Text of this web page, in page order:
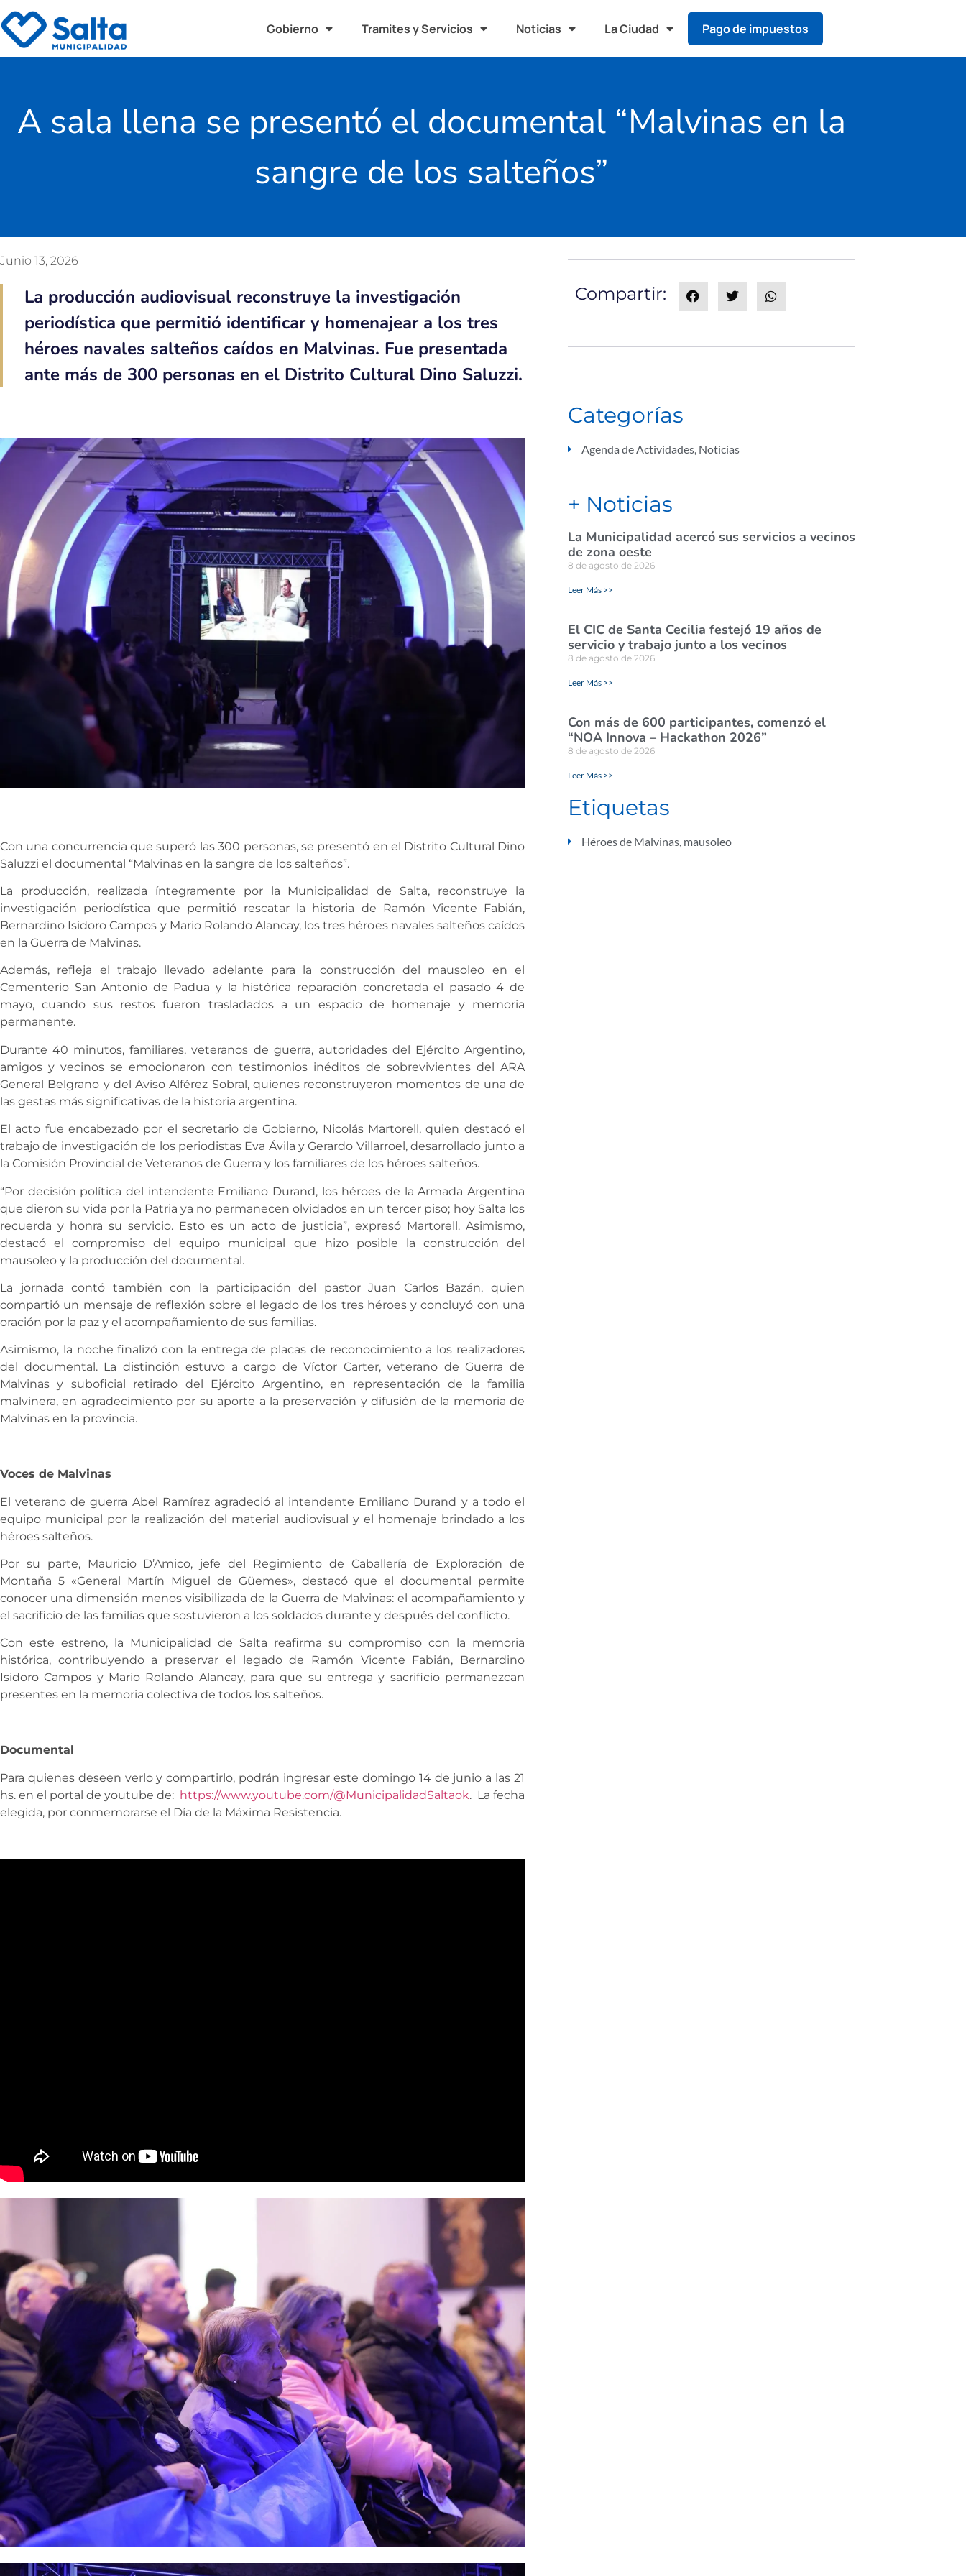
Gobierno Tramites y Servicios Noticias La Ciudad Pago de impuestos
A sala llena se presentó el documental “Malvinas en la
sangre de los salteños”
Junio 13, 2026
La producción audiovisual reconstruye la investigación
periodística que permitió identificar y homenajear a los tres
héroes navales salteños caídos en Malvinas. Fue presentada
ante más de 300 personas en el Distrito Cultural Dino Saluzzi.
Con una concurrencia que superó las 300 personas, se presentó en el Distrito Cultural Dino
Saluzzi el documental “Malvinas en la sangre de los salteños”.
La producción, realizada íntegramente por la Municipalidad de Salta, reconstruye la
investigación periodística que permitió rescatar la historia de Ramón Vicente Fabián,
Bernardino Isidoro Campos y Mario Rolando Alancay, los tres héroes navales salteños caídos
en la Guerra de Malvinas.
Además, refleja el trabajo llevado adelante para la construcción del mausoleo en el
Cementerio San Antonio de Padua y la histórica reparación concretada el pasado 4 de
mayo, cuando sus restos fueron trasladados a un espacio de homenaje y memoria
permanente.
Durante 40 minutos, familiares, veteranos de guerra, autoridades del Ejército Argentino,
amigos y vecinos se emocionaron con testimonios inéditos de sobrevivientes del ARA
General Belgrano y del Aviso Alférez Sobral, quienes reconstruyeron momentos de una de
las gestas más significativas de la historia argentina.
El acto fue encabezado por el secretario de Gobierno, Nicolás Martorell, quien destacó el
trabajo de investigación de los periodistas Eva Ávila y Gerardo Villarroel, desarrollado junto a
la Comisión Provincial de Veteranos de Guerra y los familiares de los héroes salteños.
“Por decisión política del intendente Emiliano Durand, los héroes de la Armada Argentina
que dieron su vida por la Patria ya no permanecen olvidados en un tercer piso; hoy Salta los
recuerda y honra su servicio. Esto es un acto de justicia”, expresó Martorell. Asimismo,
destacó el compromiso del equipo municipal que hizo posible la construcción del
mausoleo y la producción del documental.
La jornada contó también con la participación del pastor Juan Carlos Bazán, quien
compartió un mensaje de reflexión sobre el legado de los tres héroes y concluyó con una
oración por la paz y el acompañamiento de sus familias.
Asimismo, la noche finalizó con la entrega de placas de reconocimiento a los realizadores
del documental. La distinción estuvo a cargo de Víctor Carter, veterano de Guerra de
Malvinas y suboficial retirado del Ejército Argentino, en representación de la familia
malvinera, en agradecimiento por su aporte a la preservación y difusión de la memoria de
Malvinas en la provincia.
Voces de Malvinas
El veterano de guerra Abel Ramírez agradeció al intendente Emiliano Durand y a todo el
equipo municipal por la realización del material audiovisual y el homenaje brindado a los
héroes salteños.
Por su parte, Mauricio D’Amico, jefe del Regimiento de Caballería de Exploración de
Montaña 5 «General Martín Miguel de Güemes», destacó que el documental permite
conocer una dimensión menos visibilizada de la Guerra de Malvinas: el acompañamiento y
el sacrificio de las familias que sostuvieron a los soldados durante y después del conflicto.
Con este estreno, la Municipalidad de Salta reafirma su compromiso con la memoria
histórica, contribuyendo a preservar el legado de Ramón Vicente Fabián, Bernardino
Isidoro Campos y Mario Rolando Alancay, para que su entrega y sacrificio permanezcan
presentes en la memoria colectiva de todos los salteños.
Documental
Para quienes deseen verlo y compartirlo, podrán ingresar este domingo 14 de junio a las 21
hs. en el portal de youtube de: https://www.youtube.com/@MunicipalidadSaltaok. La fecha
elegida, por conmemorarse el Día de la Máxima Resistencia.
Compartir:
Categorías
Agenda de Actividades, Noticias
+ Noticias
La Municipalidad acercó sus servicios a vecinos
de zona oeste
8 de agosto de 2026
Leer Más >>
El CIC de Santa Cecilia festejó 19 años de
servicio y trabajo junto a los vecinos
8 de agosto de 2026
Leer Más >>
Con más de 600 participantes, comenzó el
“NOA Innova – Hackathon 2026”
8 de agosto de 2026
Leer Más >>
Etiquetas
Héroes de Malvinas, mausoleo